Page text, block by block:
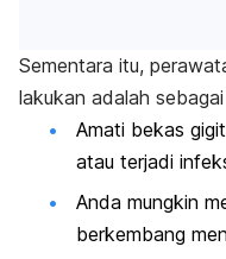
Sementara itu,
lakukan adalah
Amati bekas
atau terjadi
Anda mungkin
berkembang